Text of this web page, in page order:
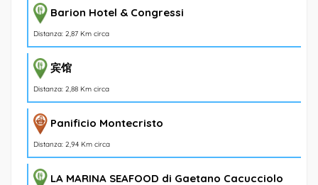
Barion Hotel & Congressi
Distanza: 2,87 Km circa
宾馆
Distanza: 2,88 Km circa
Panificio Montecristo
Distanza: 2,94 Km circa
LA MARINA SEAFOOD di Gaetano Cacucciolo